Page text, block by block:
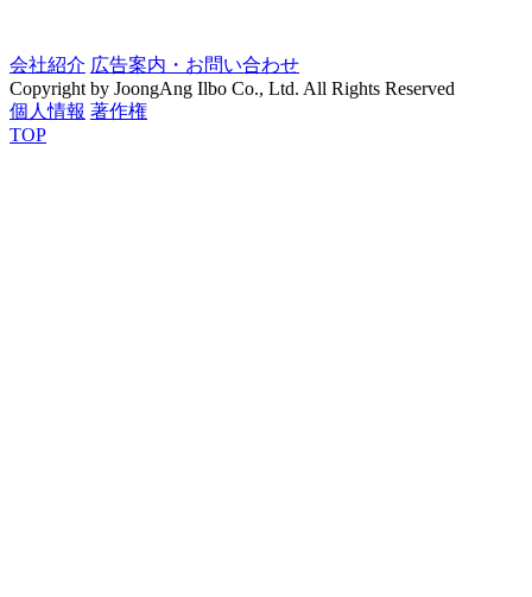
会社紹介 広告案内・お問い合わせ
Copyright by JoongAng Ilbo Co., Ltd. All Rights Reserved
個人情報 著作権
TOP